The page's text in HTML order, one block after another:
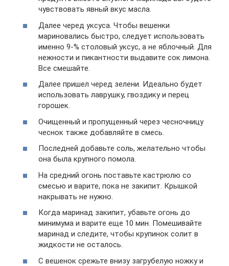
чувствовать явный вкус масла.
Далее черед уксуса. Чтобы вешенки
мариновались быстро, следует использовать
именно 9-% столовый уксус, а не яблочный. Для
нежности и пикантности выдавите сок лимона.
Все смешайте.
Далее пришел черед зелени. Идеально будет
использовать лаврушку, гвоздику и перец
горошек.
Очищенный и пропущенный через чесночницу
чеснок также добавляйте в смесь.
Последней добавьте соль, желательно чтобы
она была крупного помола.
На средний огонь поставьте кастрюлю со
смесью и варите, пока не закипит. Крышкой
накрывать не нужно.
Когда маринад закипит, убавьте огонь до
минимума и варите еще 10 мин. Помешивайте
маринад и следите, чтобы крупинок солит в
жидкости не осталось.
С вешенок срежьте внизу загрубелую ножку и